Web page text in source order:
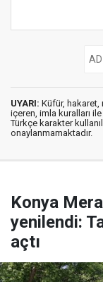
UYARI: Küfür, hakaret,
içeren, imla kuralları ile
Türkçe karakter
onaylanmamaktadır.
Konya
yenilendi:
açtı